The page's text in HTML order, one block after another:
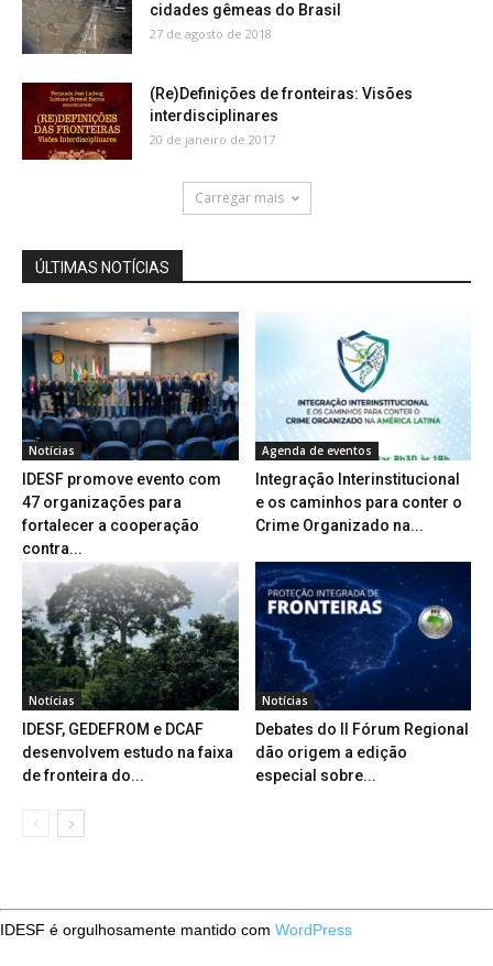
cidades gêmeas do Brasil
27 de agosto de 2018
(Re)Definições de fronteiras: Visões
interdisciplinares
20 de janeiro de 2017
Carregar mais
ÚLTIMAS NOTÍCIAS
Notícias
IDESF promove evento com
47 organizações para
fortalecer a cooperação
contra...
Agenda de eventos
Integração Interinstitucional
e os caminhos para conter o
Crime Organizado na...
Notícias
IDESF, GEDEFROM e DCAF
desenvolvem estudo na faixa
de fronteira do...
Notícias
Debates do II Fórum Regional
dão origem a edição
especial sobre...
IDESF é orgulhosamente mantido com WordPress